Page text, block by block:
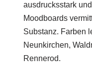
ausdrucksstark
Moodboards
Substanz. Farben
Neunkirchen,
Rennerod.